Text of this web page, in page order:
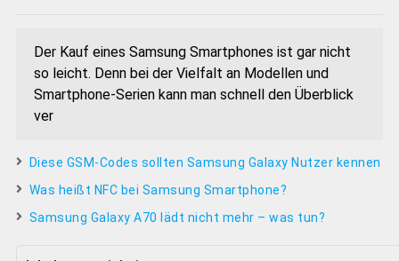
Der Kauf eines Samsung Smartphones ist gar nicht
so leicht. Denn bei der Vielfalt an Modellen und
Smartphone-Serien kann man schnell den Überblick
ver
Diese GSM-Codes sollten Samsung Galaxy Nutzer kennen
Was heißt NFC bei Samsung Smartphone?
Samsung Galaxy A70 lädt nicht mehr – was tun?